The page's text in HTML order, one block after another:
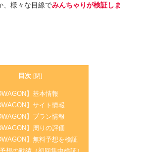
、様々な目線でみんちゃりが検証しま
目次 [閉]
】基本情報
】サイト情報
】プラン情報
】周りの評価
】無料予想を検証